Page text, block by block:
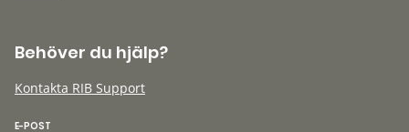
Behöver du hjälp?
Kontakta RIB Support
E-POST